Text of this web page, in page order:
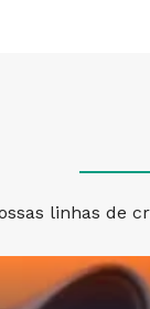
linhas de